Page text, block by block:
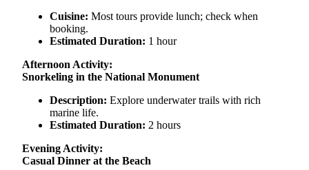
Cuisine: Most tours provide lunch; check when
booking.
Estimated Duration: 1 hour
Afternoon Activity:
Snorkeling in the National Monument
Description: Explore underwater trails with rich
marine life.
Estimated Duration: 2 hours
Evening Activity:
Casual Dinner at the Beach